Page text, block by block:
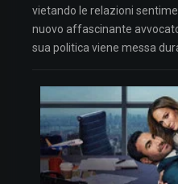
vietando le relazioni
nuovo affascinante
sua politica viene messa